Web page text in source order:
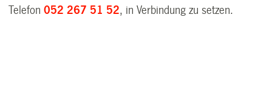
Telefon052 267 51 52, in Verbindung zu setzen.